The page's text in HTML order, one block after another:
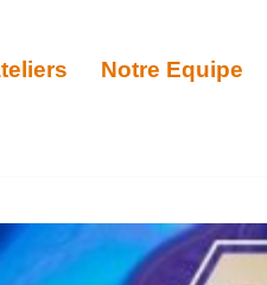
Notre Equipe